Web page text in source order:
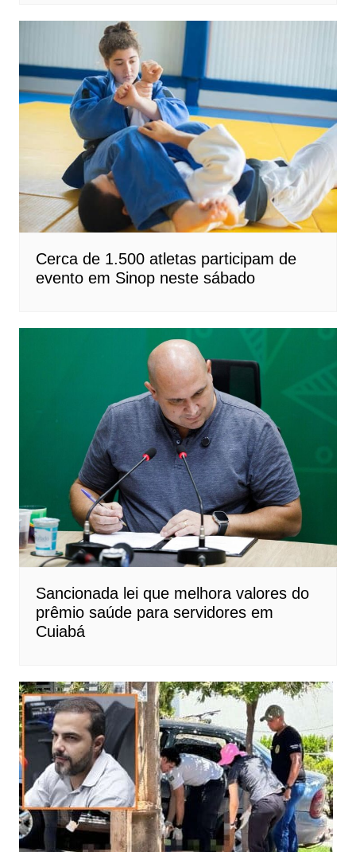
Cerca de 1.500 atletas participam de
evento em Sinop neste sábado
Sancionada lei que melhora valores do
prêmio saúde para servidores em
Cuiabá